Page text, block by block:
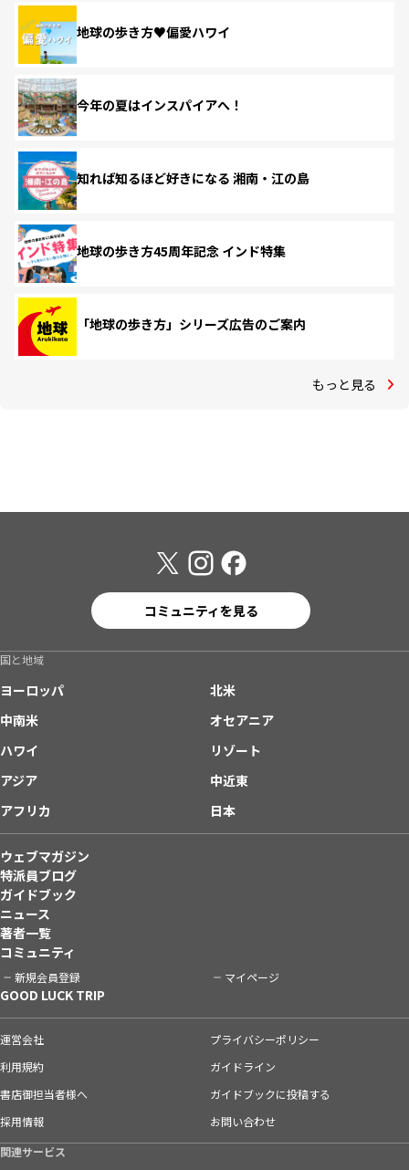
地球の歩き方♥偏愛ハワイ
今年の夏はインスパイアへ！
知れば知るほど好きになる 湘南・江の島
地球の歩き方45周年記念 インド特集
「地球の歩き方」シリーズ広告のご案内
もっと見る
コミュニティを見る
国と地域
ヨーロッパ
北米
中南米
オセアニア
ハワイ
リゾート
アジア
中近東
アフリカ
日本
ウェブマガジン
特派員ブログ
ガイドブック
ニュース
著者一覧
コミュニティ
新規会員登録 マイページ
GOOD LUCK TRIP
運営会社
プライバシーポリシー
利用規約
ガイドライン
書店御担当者様へ
ガイドブックに投稿する
採用情報
お問い合わせ
関連サービス